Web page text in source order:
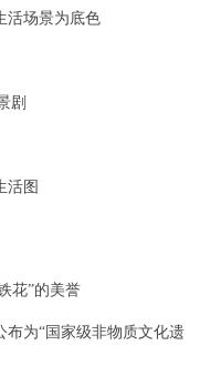
场景为底色
剧
图
花”的美誉
为“国家级非物质文化遗